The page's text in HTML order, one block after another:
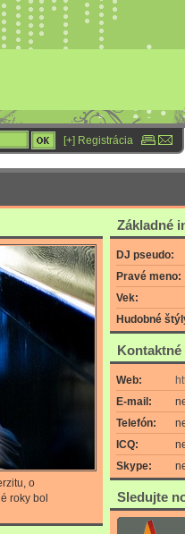
[+] Registrácia
o
roky bol
Základné
DJ pseudo:
Pravé meno:
Vek:
Hudobné
Web:
E-mail:
Telefón:
ICQ:
Skype:
Sledujte